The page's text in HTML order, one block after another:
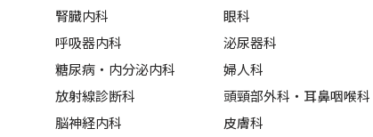
腎臓内科
呼吸器内科
糖尿病・内分泌内科
放射線診断科
脳神経内科
眼科
泌尿器科
婦人科
頭頸部外科・耳鼻咽喉科
皮膚科